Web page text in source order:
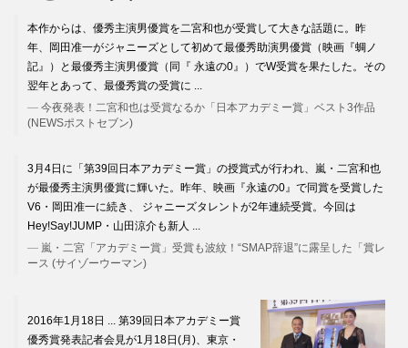
本作からは、優秀主演男優賞を二宮和也が受賞して大きな話題に。昨
年、岡田准一がジャニーズとして初めて最優秀助演男優賞（映画『蜩ノ
記』）と最優秀主演男優賞（同『 永遠の0』）でW受賞を果たした。その
翌年とあって、最優秀賞の受賞に ...
今夜発表！二宮和也は受賞なるか「日本アカデミー賞」ベスト3作品
(NEWSポストセブン)
3月4日に「第39回日本アカデミー賞」の授賞式が行われ、嵐・二宮和也
が最優秀主演男優賞に輝いた。昨年、映画『永遠の0』で同賞を受賞した
V6・岡田准一に続き、 ジャニーズタレントが2年連続受賞。今回は
Hey!Say!JUMP・山田涼介も新人 ...
嵐・二宮「アカデミー賞」受賞も波紋！“SMAP辞退”に露呈した「賞レ
ース (サイゾーウーマン)
2016年1月18日 ... 第39回日本アカデミー賞
優秀賞発表記者会見が1月18日(月)、東京・